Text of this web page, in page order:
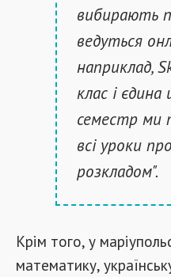
вибирають
ведуться
наприклад,
клас і
семестр ми
всі уроки
розкладом".
Крім того, у
математику,